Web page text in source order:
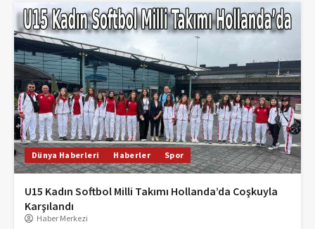
Dünya Haberleri Haberler Spor
U15 Kadın Softbol Milli Takımı Hollanda’da Coşkuyla
Karşılandı
Haber Merkezi